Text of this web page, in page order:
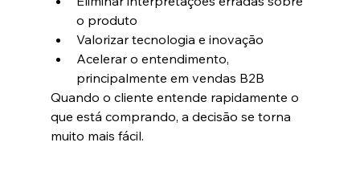
o produto
Valorizar tecnologia e inovação
Acelerar o entendimento,
principalmente em vendas B2B
Quando o cliente entende rapidamente o
que está comprando, a decisão se torna
muito mais fácil.